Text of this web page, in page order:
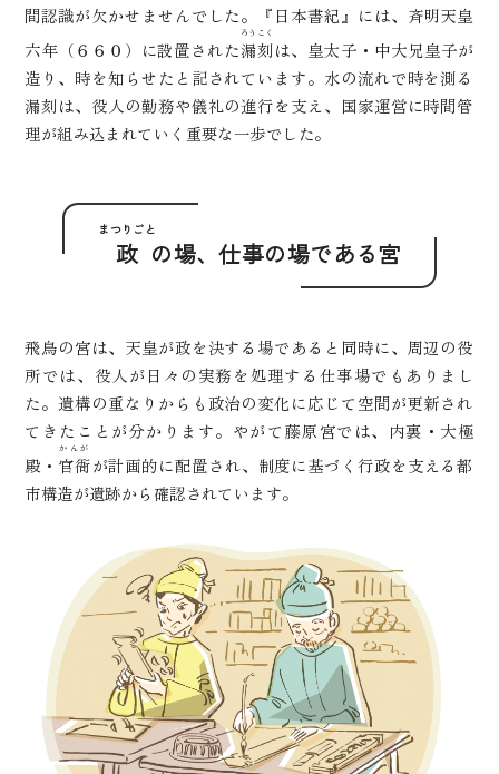
間認識が欠かせませんでした。『日本書紀』には、斉明天皇
六年（６６０）に設置された漏刻
ろうこく
は、皇太子・中大兄皇子が
造り、時を知らせたと記されています。水の流れで時を測る
漏刻は、役人の勤務や儀礼の進行を支え、国家運営に時間管
理が組み込まれていく重要な一歩でした。
政
まつりごと
の場、仕事の場である宮
飛鳥の宮は、天皇が政を決する場であると同時に、周辺の役
所では、役人が日々の実務を処理する仕事場でもありまし
た。遺構の重なりからも政治の変化に応じて空間が更新され
てきたことが分かります。やがて藤原宮では、内裏・大極
殿・ 官衙
かんが
が計画的に配置され、制度に基づく行政を支える都
市構造が遺跡から確認されています。